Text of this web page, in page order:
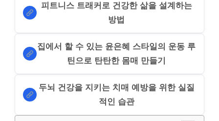
피트니스 트래커로 건강한 삶을 설계하는
방법
집에서 할 수 있는 윤은혜 스타일의 운동 루
틴으로 탄탄한 몸매 만들기
두뇌 건강을 지키는 치매 예방을 위한 실질
적인 습관